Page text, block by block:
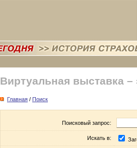
Виртуальная выставка –
Главная / Поиск
Поисковый запрос:
Искать в: